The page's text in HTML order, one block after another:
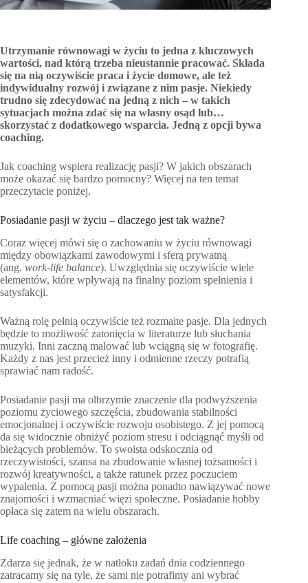
Utrzymanie równowagi w życiu to jedna z kluczowych
wartości, nad którą trzeba nieustannie pracować. Składa
się na nią oczywiście praca i życie domowe, ale też
indywidualny rozwój i związane z nim pasje. Niekiedy
trudno się zdecydować na jedną z nich – w takich
sytuacjach można zdać się na własny osąd lub…
skorzystać z dodatkowego wsparcia. Jedną z opcji bywa
coaching.
Jak coaching wspiera realizację pasji? W jakich obszarach
może okazać się bardzo pomocny? Więcej na ten temat
przeczytacie poniżej.
Posiadanie pasji w życiu – dlaczego jest tak ważne?
Coraz więcej mówi się o zachowaniu w życiu równowagi
między obowiązkami zawodowymi i sferą prywatną
(ang. work-life balance). Uwzględnia się oczywiście wiele
elementów, które wpływają na finalny poziom spełnienia i
satysfakcji.
Ważną rolę pełnią oczywiście też rozmaite pasje. Dla jednych
będzie to możliwość zatonięcia w literaturze lub słuchania
muzyki. Inni zaczną malować lub wciągną się w fotografię.
Każdy z nas jest przecież inny i odmienne rzeczy potrafią
sprawiać nam radość.
Posiadanie pasji ma olbrzymie znaczenie dla podwyższenia
poziomu życiowego szczęścia, zbudowania stabilności
emocjonalnej i oczywiście rozwoju osobistego. Z jej pomocą
da się widocznie obniżyć poziom stresu i odciągnąć myśli od
bieżących problemów. To swoista odskocznia od
rzeczywistości, szansa na zbudowanie własnej tożsamości i
rozwój kreatywności, a także ratunek przez poczuciem
wypalenia. Z pomocą pasji można ponadto nawiązywać nowe
znajomości i wzmacniać więzi społeczne. Posiadanie hobby
opłaca się zatem na wielu obszarach.
Life coaching – główne założenia
Zdarza się jednak, że w natłoku zadań dnia codziennego
zatracamy się na tyle, że sami nie potrafimy ani wybrać